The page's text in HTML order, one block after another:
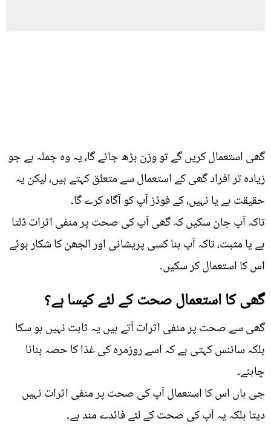
گھی استعمال کریں گے تو وزن بڑھ جائے گا، یہ وہ جملہ ہے جو
زیادہ تر افراد گھی کے استعمال سے متعلق کہتے ہیں، لیکن یہ
حقیقت ہے یا نہیں، کے فوڈز آپ کو آگاہ کرے گا۔
تاکہ آپ جان سکیں کہ گھی آپ کی صحت پر منفی اثرات ڈلتا
ہے یا مثبت، تاکہ آپ بنا کسی پریشانی اور الجھن کا شکار ہوئے
اس کا استعمال کر سکیں۔
گھی کا استعمال صحت کے لئے کیسا ہے؟
گھی سے صحت پر منفی اثرات آتے ہیں یہ ثابت نہیں ہو سکا
بلکہ سائنس کہتی ہے کہ اسے روزمرہ کی غذا کا حصہ بنانا
چاہئے۔
جی ہاں اس کا استعمال آپ کی صحت پر منفی اثرات نہیں
دیتا بلکہ یہ آپ کی صحت کے لئے فائدے مند ہے۔